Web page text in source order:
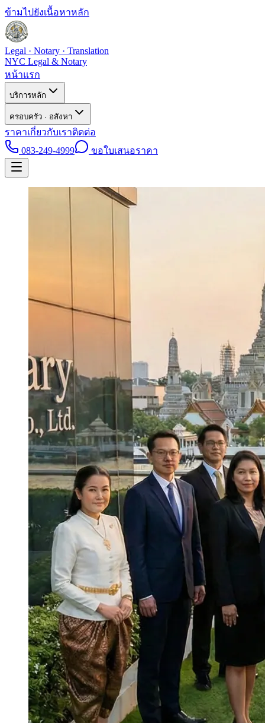
ข้ามไปยังเนื้อหาหลัก
Legal · Notary · Translation
NYC Legal & Notary
หน้าแรก
บริการหลัก
ครอบครัว · อสังหา
ราคาเกี่ยวกับเราติดต่อ
083-249-4999
ขอใบเสนอราคา